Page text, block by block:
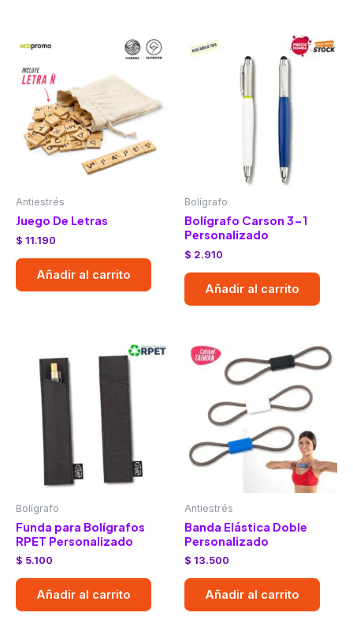
Antiestrés
Juego De Letras
$ 11.190
Añadir al carrito
Bolígrafo
Bolígrafo Carson 3-1
Personalizado
$ 2.910
Añadir al carrito
Bolígrafo
Funda para Bolígrafos
RPET Personalizado
$ 5.100
Añadir al carrito
Antiestrés
Banda Elástica Doble
Personalizado
$ 13.500
Añadir al carrito